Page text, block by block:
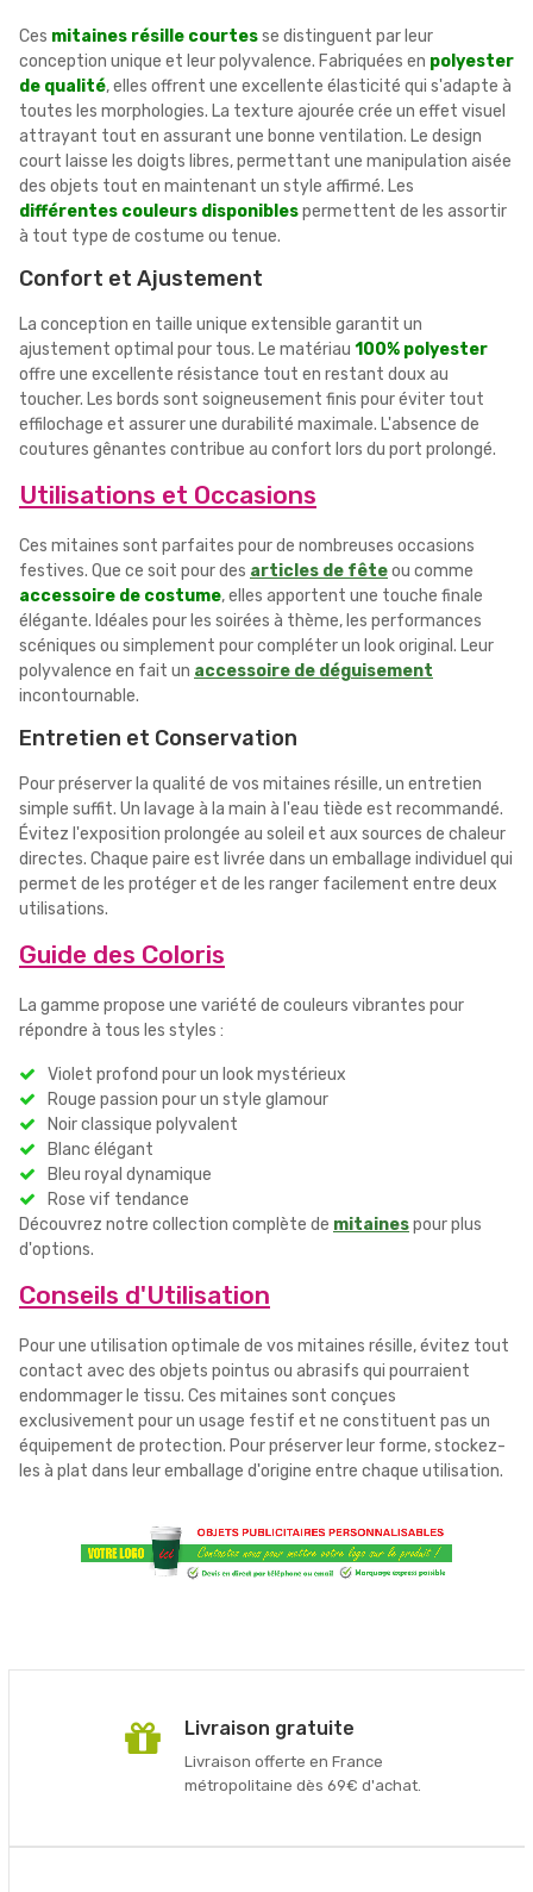
Ces mitaines résille courtesse distinguent par leur
conception unique et leur polyvalence. Fabriquées en polyester
de qualité, elles offrent une excellente élasticité qui s'adapte à
toutes les morphologies. La texture ajourée crée un effet visuel
attrayant tout en assurant une bonne ventilation. Le design
court laisse les doigts libres, permettant une manipulation aisée
des objets tout en maintenant un style affirmé. Les
différentes couleurs disponiblespermettent de les assortir
à tout type de costume ou tenue.
Confort et Ajustement
La conception en taille unique extensible garantit un
ajustement optimal pour tous. Le matériau 100% polyester
offre une excellente résistance tout en restant doux au
toucher. Les bords sont soigneusement finis pour éviter tout
effilochage et assurer une durabilité maximale. L'absence de
coutures gênantes contribue au confort lors du port prolongé.
Utilisations et Occasions
Ces mitaines sont parfaites pour de nombreuses occasions
festives. Que ce soit pour des articles de fêteou comme
accessoire de costume, elles apportent une touche finale
élégante. Idéales pour les soirées à thème, les performances
scéniques ou simplement pour compléter un look original. Leur
polyvalence en fait un accessoire de déguisement
incontournable.
Entretien et Conservation
Pour préserver la qualité de vos mitaines résille, un entretien
simple suffit. Un lavage à la main à l'eau tiède est recommandé.
Évitez l'exposition prolongée au soleil et aux sources de chaleur
directes. Chaque paire est livrée dans un emballage individuel qui
permet de les protéger et de les ranger facilement entre deux
utilisations.
Guide des Coloris
La gamme propose une variété de couleurs vibrantes pour
répondre à tous les styles :
Violet profond pour un look mystérieux
Rouge passion pour un style glamour
Noir classique polyvalent
Blanc élégant
Bleu royal dynamique
Rose vif tendance
Découvrez notre collection complète de mitainespour plus
d'options.
Conseils d'Utilisation
Pour une utilisation optimale de vos mitaines résille, évitez tout
contact avec des objets pointus ou abrasifs qui pourraient
endommager le tissu. Ces mitaines sont conçues
exclusivement pour un usage festif et ne constituent pas un
équipement de protection. Pour préserver leur forme, stockez-
les à plat dans leur emballage d'origine entre chaque utilisation.
Livraison gratuite
Livraison offerte en France
métropolitaine dès 69€ d'achat.